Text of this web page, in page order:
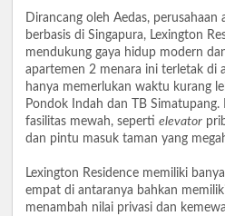
Dirancang oleh Aedas,
berbasis di Singapura, Lexington
mendukung gaya hidup modern
apartemen 2 menara ini terletak di
hanya memerlukan waktu kurang
Pondok Indah dan TB
fasilitas mewah, seperti elevator
dan pintu masuk taman yang
Lexington Residence memiliki
empat di antaranya bahkan
menambah nilai privasi dan